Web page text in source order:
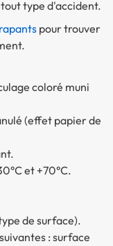
type d'accident.
pour trouver
coloré muni
(effet papier de
et +70°C.
de surface).
: surface